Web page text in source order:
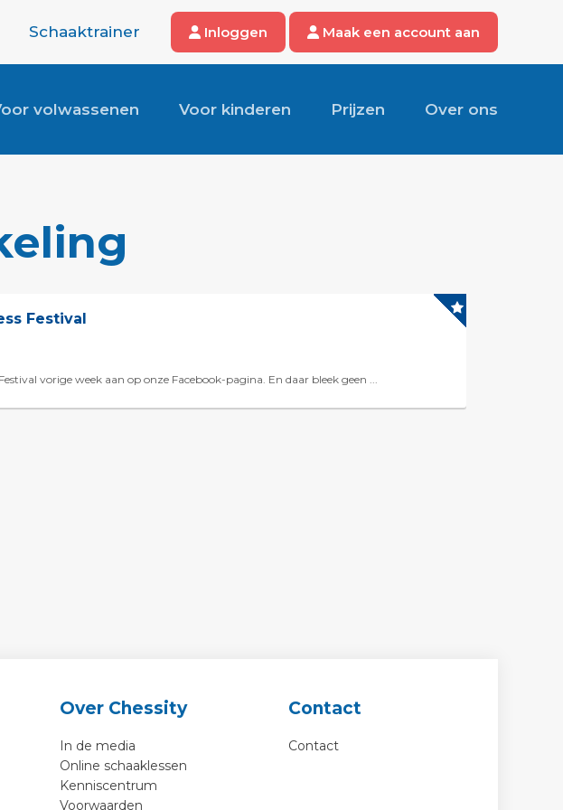
Schaaktrainer Inloggen Maak een account aan
volwassenen Voor kinderen Prijzen Over ons
Festival
vorige week aan op onze Facebook-pagina. En daar bleek geen ...
Over Chessity
In de media
Online schaaklessen
Kenniscentrum
Voorwaarden
Contact
Contact